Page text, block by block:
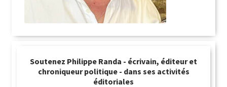
Soutenez Philippe Randa - écrivain, éditeur et
chroniqueur politique - dans ses activités
éditoriales